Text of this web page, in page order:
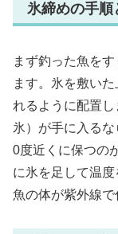
氷締めの手順
まず釣った魚を
ます。氷を敷い
れるように配置
氷）が手に入る
0度近くに保つの
に氷を足して温度
魚の体が紫外線で